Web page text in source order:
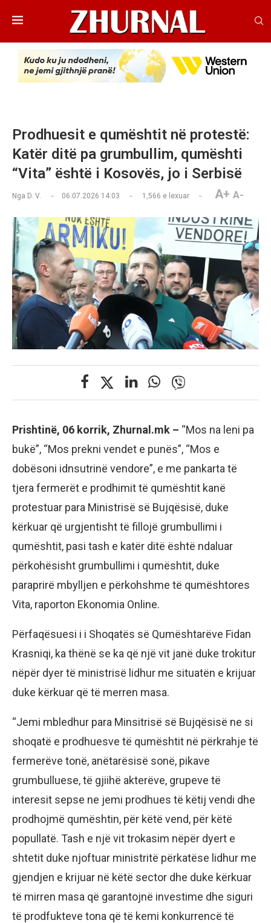
Prodhuesit e qumështit në protestë:
Katër ditë pa grumbullim, qumështi
“Vita” është i Kosovës, jo i Serbisë
Nga D. V. 06.07.2026 14:03 1,566 e lexuar A+ A-
Prishtinë, 06 korrik, Zhurnal.mk – “Mos na leni pa
bukë”, “Mos prekni vendet e punës”, “Mos e
dobësoni idnsutrinë vendore”, e me pankarta të
tjera fermerët e prodhimit të qumështit kanë
protestuar para Ministrisë së Bujqësisë, duke
kërkuar që urgjentisht të fillojë grumbullimi i
qumështit, pasi tash e katër ditë është ndaluar
përkohësisht grumbullimi i qumështit, duke
paraprirë mbylljen e përkohshme të qumështores
Vita, raporton Ekonomia Online.
Përfaqësuesi i i Shoqatës së Qumështarëve Fidan
Krasniqi, ka thënë se ka që një vit janë duke trokitur
nëpër dyer të ministrisë lidhur me situatën e krijuar
duke kërkuar që të merren masa.
“Jemi mbledhur para Minsitrisë së Bujqësisë ne si
shoqatë e prodhuesve të qumështit në përkrahje të
fermerëve tonë, anëtarësisë sonë, pikave
grumbulluese, të gjiihë akterëve, grupeve të
interesit sepse ne jemi prodhues të këtij vendi dhe
prodhojmë qumështin, për këtë vend, për këtë
popullatë. Tash e një vit trokasim nëpër dyert e
shtetit duke njoftuar ministritë përkatëse lidhur me
gjendjen e krijuar në këtë sector dhe duke kërkuar
të mirren masa që garantojnë investime dhe siguri
të prodfukteve tona që të kemi konkurrencë të